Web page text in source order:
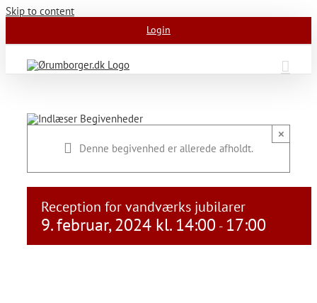
Skip to content
Login
Denne begivenhed er allerede afholdt.
×
Reception for vandværks jubilarer
9. februar, 2024 kl. 14:00 - 17:00